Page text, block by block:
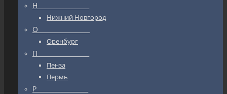
Н_________________
Нижний Новгород
О_________________
Оренбург
П_________________
Пенза
Пермь
Р_________________